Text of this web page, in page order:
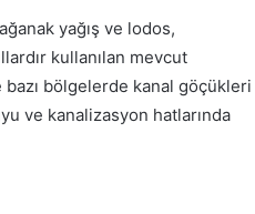
yağış ve lodos,
kullanılan mevcut
bölgelerde kanal göçükleri
ve kanalizasyon hatlarında